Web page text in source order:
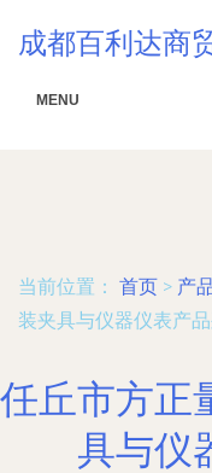
成都百利达商
MENU
当前位置： 首页 > 产
装夹具与仪器仪表产
任丘市方正
具与仪